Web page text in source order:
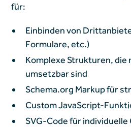
für:
Einbinden von
Formulare, etc.)
Komplexe Strukturen, die
umsetzbar sind
Schema.org Markup für
Custom JavaScript-
SVG-Code für individuelle